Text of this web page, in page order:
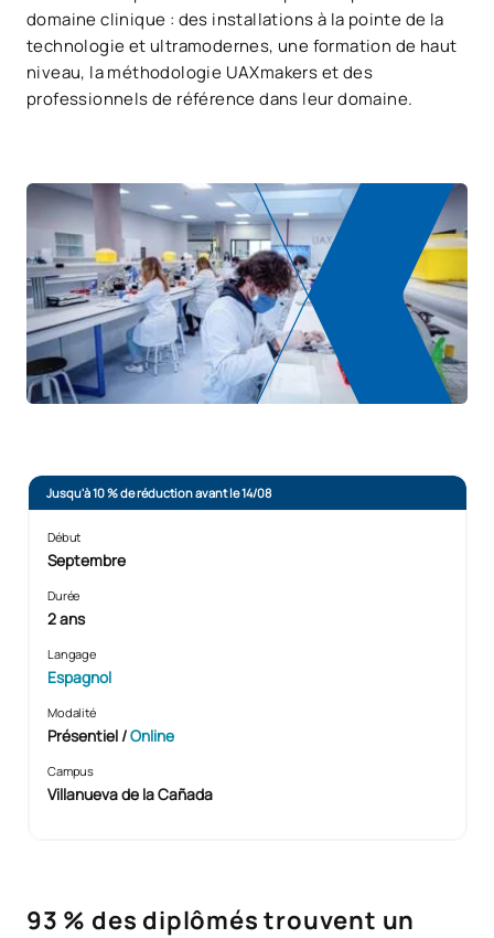
domaine clinique : des installations à la pointe de la
technologie et ultramodernes, une formation de haut
niveau, la méthodologie UAXmakers et des
professionnels de référence dans leur domaine.
Jusqu'à 10 % de réduction avant le 14/08
Début
Septembre
Durée
2 ans
Langage
Espagnol
Modalité
Présentiel/Online
Campus
Villanueva de la Cañada
93 % des diplômés trouvent un